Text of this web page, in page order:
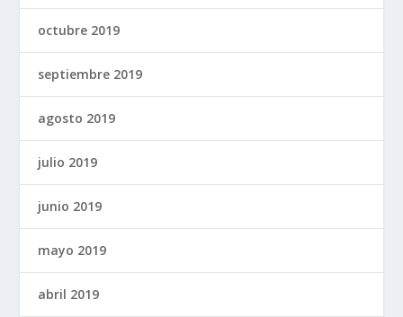
octubre 2019
septiembre 2019
agosto 2019
julio 2019
junio 2019
mayo 2019
abril 2019